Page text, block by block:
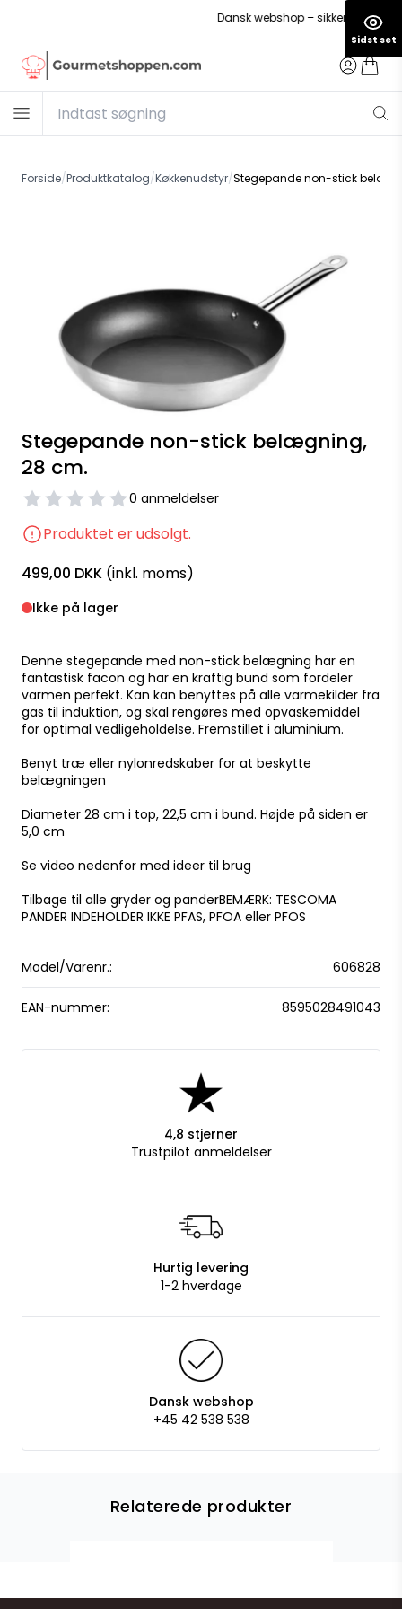
Dansk webshop – sikker betaling
Forside/Produktkatalog/Køkkenudstyr/Stegepande non-stick
Stegepande non-stick belægning,
28 cm.
0 anmeldelser
Produktet er udsolgt.
499,00 DKK (inkl. moms)
Ikke på lager
Denne stegepande med non-stick belægning har en
fantastisk facon og har en kraftig bund som fordeler
varmen perfekt. Kan kan benyttes på alle varmekilder fra
gas til induktion, og skal rengøres med opvaskemiddel
for optimal vedligeholdelse. Fremstillet i aluminium.
Benyt træ eller nylonredskaber for at beskytte
belægningen
Diameter 28 cm i top, 22,5 cm i bund. Højde på siden er
5,0 cm
Se video nedenfor med ideer til brug
Tilbage til alle gryder og panderBEMÆRK: TESCOMA
PANDER INDEHOLDER IKKE PFAS, PFOA eller PFOS
Model/Varenr.: 606828
EAN-nummer: 8595028491043
4,8 stjerner
Trustpilot anmeldelser
Hurtig levering
1-2 hverdage
Dansk webshop
+45 42 538 538
Relaterede produkter
Sidst set